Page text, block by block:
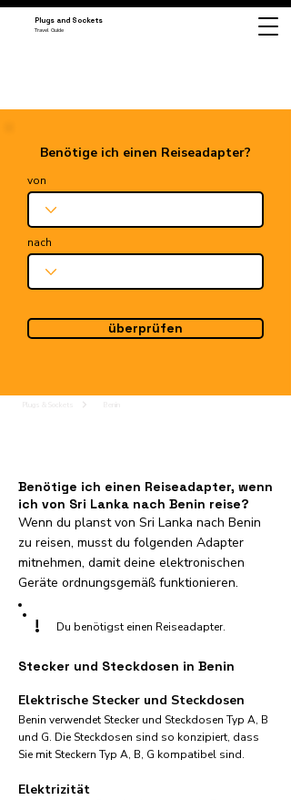
Plugs and Sockets
Travel Guide
Benötige ich einen Reiseadapter?
von
nach
überprüfen
Benötige ich einen Reiseadapter, wenn
ich von Sri Lanka nach Benin reise?
Wenn du planst von Sri Lanka nach Benin
zu reisen, musst du folgenden Adapter
mitnehmen, damit deine elektronischen
Geräte ordnungsgemäß funktionieren.
! Du benötigst einen Reiseadapter.
Stecker und Steckdosen in Benin
Elektrische Stecker und Steckdosen
Benin verwendet Stecker und Steckdosen Typ A, B
und G. Die Steckdosen sind so konzipiert, dass
Sie mit Steckern Typ A, B, G kompatibel sind.
Elektrizität